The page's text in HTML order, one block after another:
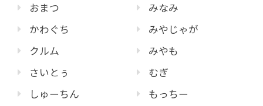
おまつ
かわぐち
クルム
さいとぅ
しゅーちん
みなみ
みやじゃが
みやも
むぎ
もっちー